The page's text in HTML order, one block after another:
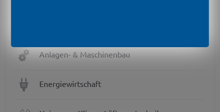
Anlagen- & Maschinenbau
Energiewirtschaft